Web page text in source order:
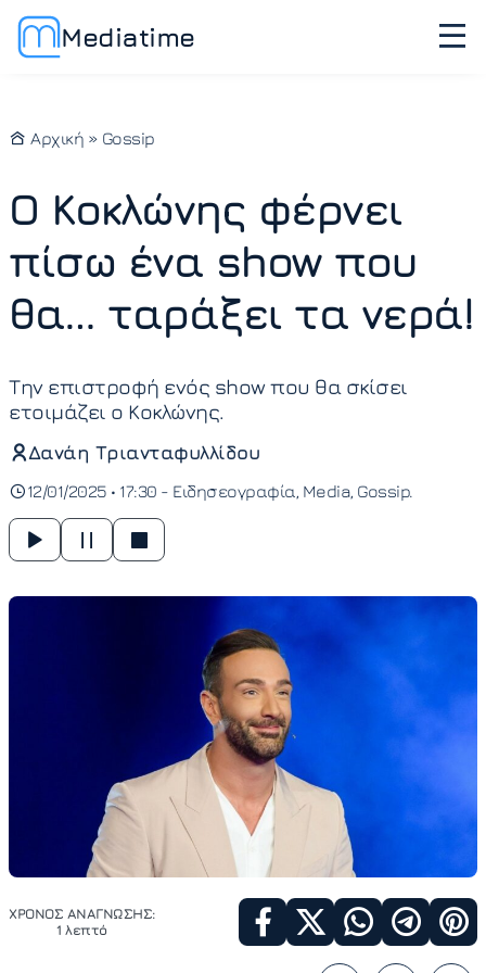
Mediatime
Αρχική » Gossip
Ο Κοκλώνης φέρνει
πίσω ένα show που
θα… ταράξει τα νερά!
Την επιστροφή ενός show που θα σκίσει
ετοιμάζει ο Κοκλώνης.
Δανάη Τριανταφυλλίδου
12/01/2025 • 17:30 - Ειδησεογραφία Media Gossip
ΧΡΟΝΟΣ ΑΝΑΓΝΩΣΗΣ:
1 λεπτό